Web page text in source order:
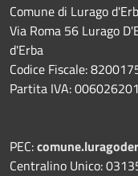
Comune di Lurago
Via Roma 56 Lurago
d'Erba
Codice Fiscale:
Partita IVA:
PEC:
Centralino Unico: